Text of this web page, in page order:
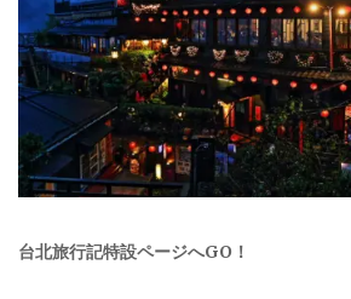
台北旅行記特設ページへGO！